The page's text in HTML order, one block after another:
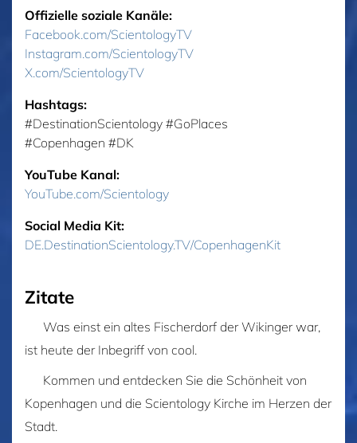
Offizielle soziale Kanäle:
Facebook.com/ScientologyTV
Instagram.com/ScientologyTV
X.com/ScientologyTV
Hashtags:
‎#DestinationScientology ‎#GoPlaces
‎#Copenhagen ‎#DK
YouTube Kanal:
YouTube.com/Scientology
Social Media Kit:
DE.DestinationScientology.TV/CopenhagenKit
Zitate
Was einst ein altes Fischerdorf der Wikinger war,
ist heute der Inbegriff von cool.
Kommen und entdecken Sie die Schönheit von
Kopenhagen und die Scientology Kirche im Herzen der
Stadt.